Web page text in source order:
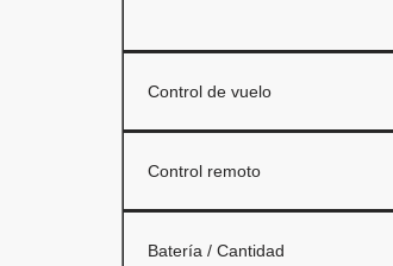
Control de vuelo
Control remoto
Batería / Cantidad